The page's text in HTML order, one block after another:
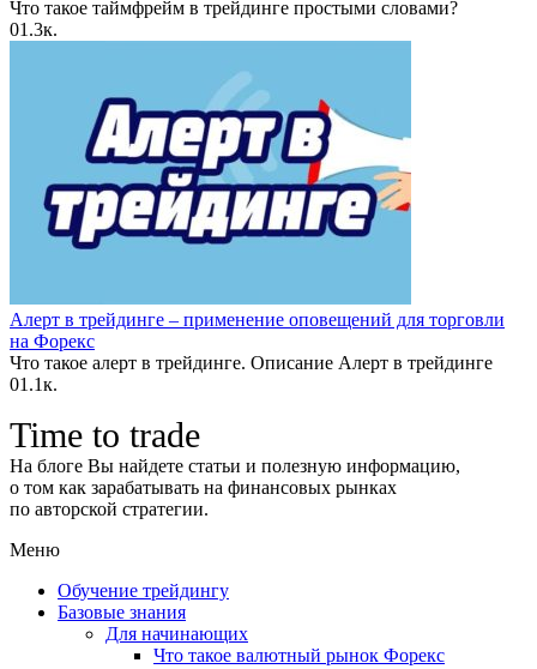
Что такое таймфрейм в трейдинге простыми словами?
01.3к.
Алерт в трейдинге – применение оповещений для торговли
на Форекс
Что такое алерт в трейдинге. Описание Алерт в трейдинге
01.1к.
Time to trade
На блоге Вы найдете статьи и полезную информацию,
о том как зарабатывать на финансовых рынках
по авторской стратегии.
Меню
Обучение трейдингу
Базовые знания
Для начинающих
Что такое валютный рынок Форекс